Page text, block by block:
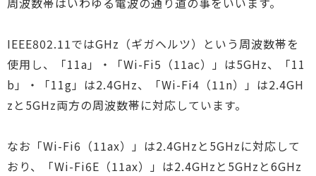
IEEE802.11ではGHz（ギガヘルツ）という周波数帯を
使用し、「11a」・「Wi-Fi5（11ac）」は5GHz、「11
b」・「11g」は2.4GHz、「Wi-Fi4（11n）」は2.4GH
zと5GHz両方の周波数帯に対応しています。
なお「Wi-Fi6（11ax）」は2.4GHzと5GHzに対応して
おり、「Wi-Fi6E（11ax）」は2.4GHzと5GHzと6GHz